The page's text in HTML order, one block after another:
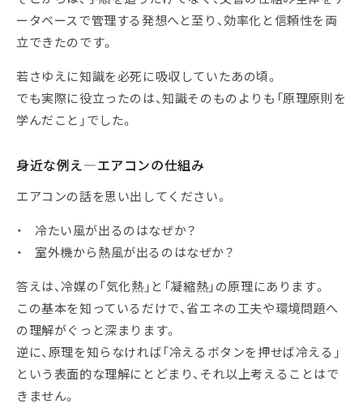
ータベースで管理する発想へと至り、効率化と信頼性を両
立できたのです。
若さゆえに知識を必死に吸収していたあの頃。
でも実際に役立ったのは、知識そのものよりも「原理原則を
学んだこと」でした。
身近な例え―エアコンの仕組み
エアコンの話を思い出してください。
・ 冷たい風が出るのはなぜか？
・ 室外機から熱風が出るのはなぜか？
答えは、冷媒の「気化熱」と「凝縮熱」の原理にあります。
この基本を知っているだけで、省エネの工夫や環境問題へ
の理解がぐっと深まります。
逆に、原理を知らなければ「冷えるボタンを押せば冷える」
という表面的な理解にとどまり、それ以上考えることはで
きません。